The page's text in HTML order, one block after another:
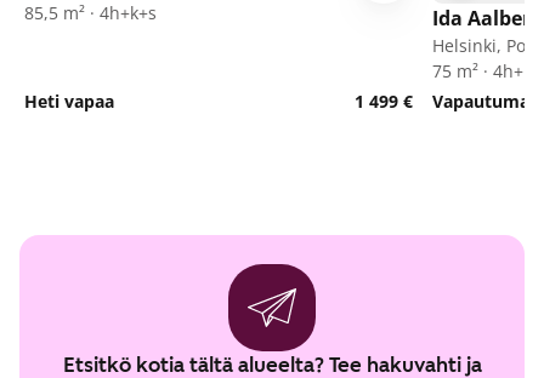
85,5 m² · 4h+k+s
Heti vapaa 1 499 €
Ida
Helsinki,
75 m² · 4h+k
Etsitkö kotia tältä alueelta? Tee hakuvahti ja